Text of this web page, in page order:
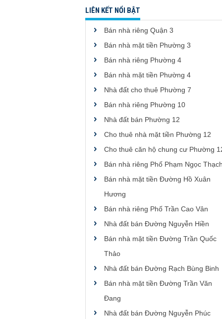
LIÊN KẾT NỔI BẬT
Bán nhà riêng Quận 3
Bán nhà mặt tiền Phường 3
Bán nhà riêng Phường 4
Bán nhà mặt tiền Phường 4
Nhà đất cho thuê Phường 7
Bán nhà riêng Phường 10
Nhà đất bán Phường 12
Cho thuê nhà mặt tiền Phường 12
Cho thuê căn hộ chung cư Phường
Bán nhà riêng Phố Phạm Ngọc
Bán nhà mặt tiền Đường Hồ Xuân
Hương
Bán nhà riêng Phố Trần Cao Vân
Nhà đất bán Đường Nguyễn Hiền
Bán nhà mặt tiền Đường Trần Quốc
Thảo
Nhà đất bán Đường Rạch Bùng Binh
Bán nhà mặt tiền Đường Trần Văn
Đang
Nhà đất bán Đường Nguyễn Phúc